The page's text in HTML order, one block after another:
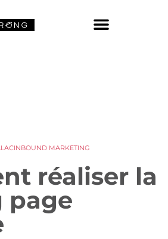
INBOUND MARKETING
réaliser la
page